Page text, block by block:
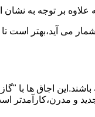
بر توجه به
می آید،بهتر
اجاق ها با
و